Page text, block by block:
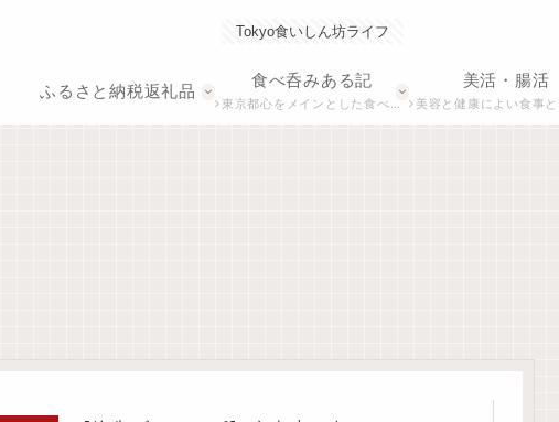
Tokyo食いしん坊ライフ
ふるさと納税返礼品
食べ呑みある記
東京都心をメインとした食べ呑み歩きの記録です。美味しくてお手頃なおすすめのお店を紹介します。
美活・腸活
美容と健康によい食事とダイエ